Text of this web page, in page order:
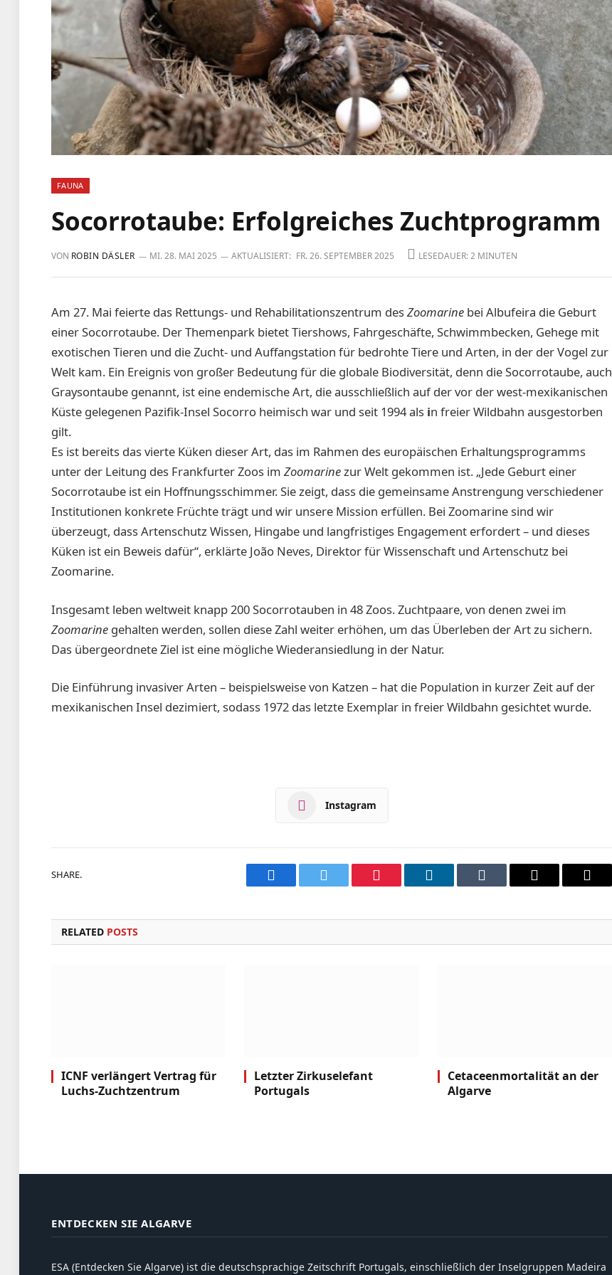
FAUNA
Socorrotaube: Erfolgreiches Zuchtprogramm
VON ROBIN DÄSLER MI. 28. MAI 2025 AKTUALISIERT: FR. 26. SEPTEMBER 2025 LESEDAUER: 2 MINUTEN
Am 27. Mai feierte das Rettungs- und Rehabilitationszentrum desZoomarine bei Albufeira die Geburt
einer Socorrotaube. Der Themenpark bietet Tiershows, Fahrgeschäfte, Schwimmbecken, Gehege mit
exotischen Tieren und die Zucht- und Auffangstation für bedrohte Tiere und Arten, in der der Vogel zur
Welt kam. Ein Ereignis von großer Bedeutung für die globale Biodiversität, denn die Socorrotaube, auch
Graysontaube genannt, ist eine endemische Art, die ausschließlich auf der vor der west-mexikanischen
Küste gelegenen Pazifik-Insel Socorro heimisch war und seit 1994 als in freier Wildbahn ausgestorben
gilt.
Es ist bereits das vierte Küken dieser Art, das im Rahmen des europäischen Erhaltungsprogramms
unter der Leitung des Frankfurter Zoos im Zoomarinezur Welt gekommen ist. „Jede Geburt einer
Socorrotaube ist ein Hoffnungsschimmer. Sie zeigt, dass die gemeinsame Anstrengung verschiedener
Institutionen konkrete Früchte trägt und wir unsere Mission erfüllen. Bei Zoomarine sind wir
überzeugt, dass Artenschutz Wissen, Hingabe und langfristiges Engagement erfordert – und dieses
Küken ist ein Beweis dafür“, erklärte João Neves, Direktor für Wissenschaft und Artenschutz bei
Zoomarine.
Insgesamt leben weltweit knapp 200 Socorrotauben in 48 Zoos. Zuchtpaare, von denen zwei im
Zoomarine gehalten werden, sollen diese Zahl weiter erhöhen, um das Überleben der Art zu sichern.
Das übergeordnete Ziel ist eine mögliche Wiederansiedlung in der Natur.
Die Einführung invasiver Arten – beispielsweise von Katzen – hat die Population in kurzer Zeit auf der
mexikanischen Insel dezimiert, sodass 1972 das letzte Exemplar in freier Wildbahn gesichtet wurde.
Instagram
SHARE. FacebookTwitter PinterestLinkedInTumblr Email
Copy
RELATED POSTS
ICNF verlängert Vertrag für
Luchs-Zuchtzentrum
Letzter Zirkuselefant
Portugals
Cetaceenmortalität an der
Algarve
ENTDECKEN SIE ALGARVE
ESA (Entdecken Sie Algarve) ist die deutschsprachige Zeitschrift Portugals, einschließlich der Inselgruppen Madeira